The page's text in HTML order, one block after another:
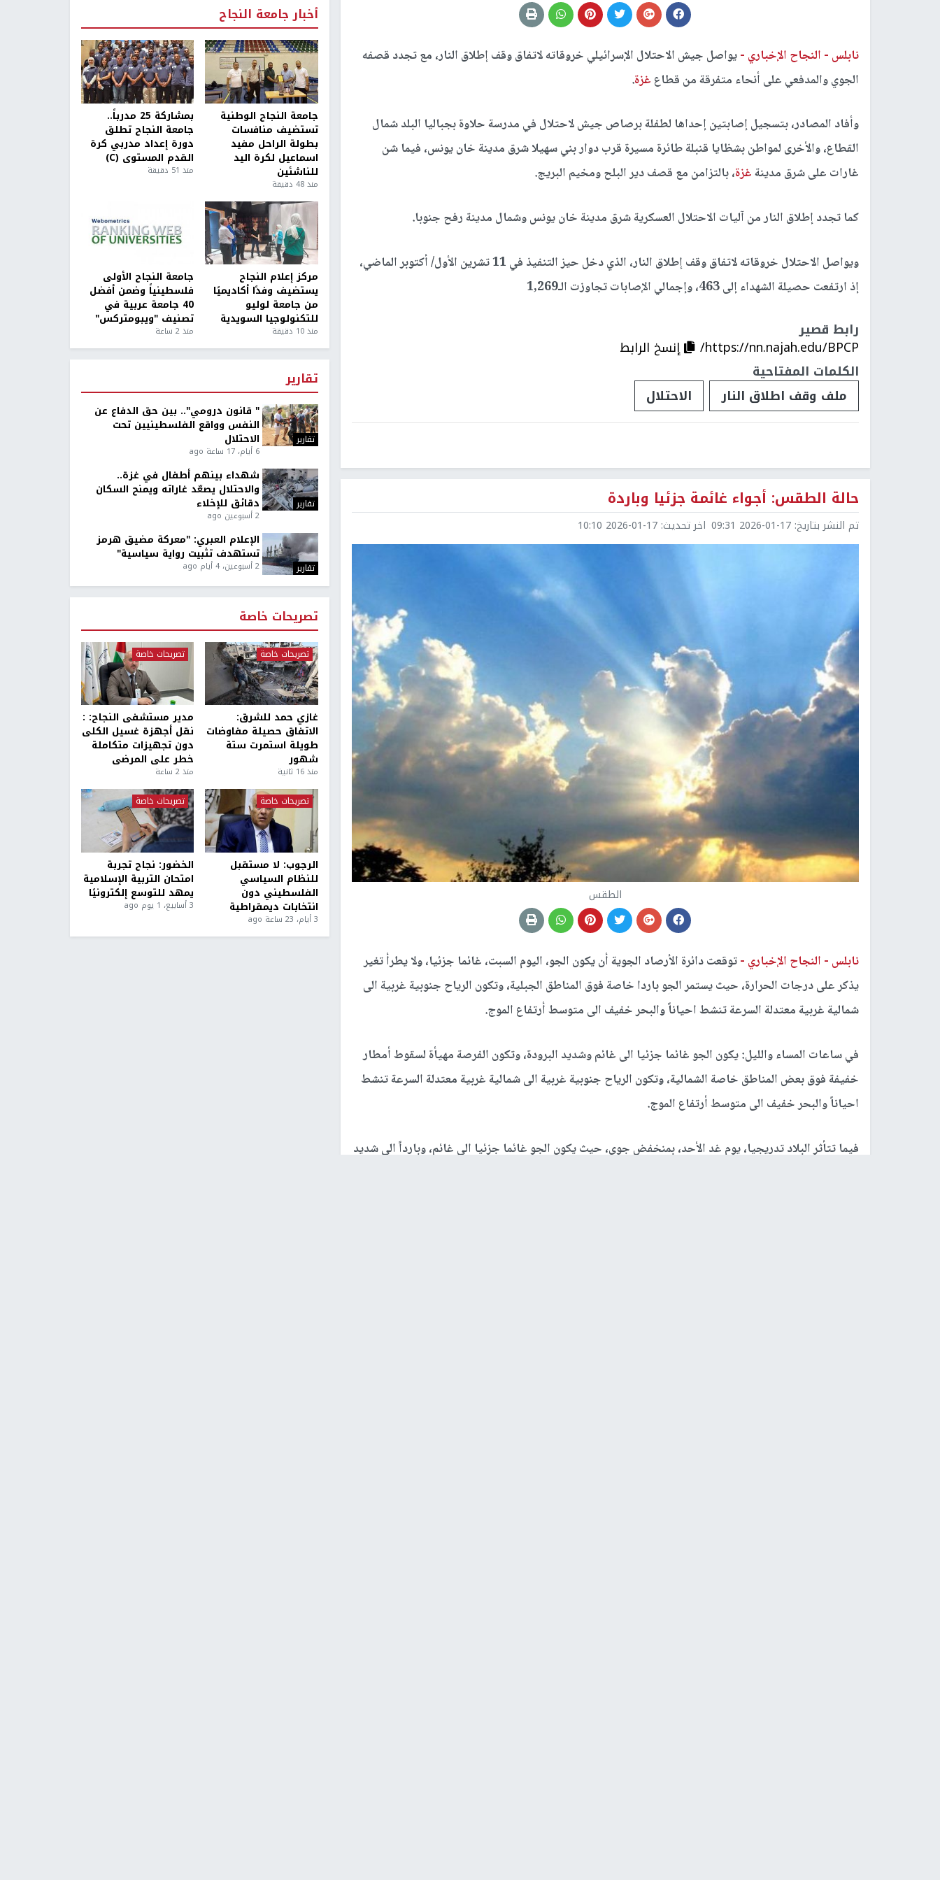
نابلس - النجاح الإخباري -يواصل جيش الاحتلال الإسرائيلي خروقاته لاتفاق وقف إطلاق النار، مع تجدد قصفه
الجوي والمدفعي على أنحاء متفرقة من قطاع غزة.
وأفاد المصادر، بتسجيل إصابتين إحداها لطفلة برصاص جيش لاحتلال في مدرسة حلاوة بجباليا البلد شمال
القطاع، والأخرى لمواطن بشظايا قنبلة طائرة مسيرة قرب دوار بني سهيلا شرق مدينة خان يونس، فيما شن
غارات على شرق مدينةغزة، بالتزامن مع قصف دير البلح ومخيم البريج.
كما تجدد إطلاق النار من آليات الاحتلال العسكرية شرق مدينة خان يونس وشمال مدينة رفح جنوبا.
ويواصل الاحتلال خروقاته لاتفاق وقف إطلاق النار، الذي دخل حيز التنفيذ في 11 تشرين الأول/ أكتوبر الماضي،
إذ ارتفعت حصيلة الشهداء إلى 463، وإجمالي الإصابات تجاوزت الـ1,269
رابط قصير
https://nn.najah.edu/BPCP/
إنسخ الرابط
الكلمات المفتاحية
ملف وقف اطلاق النار
الاحتلال
حالة الطقس: أجواء غائمة جزئيا وباردة
تم النشر بتاريخ: 2026-01-17 09:31 اخر تحديث: 2026-01-17 10:10
الطقس
نابلس - النجاح الإخباري -توقعت دائرة الأرصاد الجوية أن يكون الجو، اليوم السبت، غائما جزئيا، ولا يطرأ تغير
يذكر على درجات الحرارة، حيث يستمر الجو باردا خاصة فوق المناطق الجبلية، وتكون الرياح جنوبية غربية الى
شمالية غربية معتدلة السرعة تنشط احياناً والبحر خفيف الى متوسط أرتفاع الموج.
في ساعات المساء والليل: يكون الجو غائما جزئيا الى غائم وشديد البرودة، وتكون الفرصة مهيأة لسقوط أمطار
خفيفة فوق بعض المناطق خاصة الشمالية، وتكون الرياح جنوبية غربية الى شمالية غربية معتدلة السرعة تنشط
احياناً والبحر خفيف الى متوسط أرتفاع الموج.
فيما تتأثر البلاد تدريجيا، يوم غد الأحد، بمنخفض جوي، حيث يكون الجو غائما جزئيا الى غائم، وبارداً الى شديد
أخبار جامعة النجاح
جامعة النجاح الوطنية
تستضيف منافسات
بطولة الراحل مفيد
اسماعيل لكرة اليد
للناشئين
منذ 48 دقيقة
بمشاركة 25 مدرباً..
جامعة النجاح تطلق
دورة إعداد مدربي كرة
القدم المستوى (C)
منذ 51 دقيقة
مركز إعلام النجاح
يستضيف وفدًا أكاديميًا
من جامعة لوليو
للتكنولوجيا السويدية
منذ 10 دقيقة
جامعة النجاح الأولى
فلسطينياً وضمن أفضل
40 جامعة عربية في
تصنيف "ويبومتركس"
منذ 2 ساعة
تقارير
تقارير
" قانون درومي".. بين حق الدفاع عن
النفس وواقع الفلسطينيين تحت
الاحتلال
6 أيام، 17 ساعة ago
تقارير
شهداء بينهم أطفال في غزة..
والاحتلال يصعّد غاراته ويمنح السكان
دقائق للإخلاء
2 أسبوعين ago
تقارير
الإعلام العبري: "معركة مضيق هرمز
تستهدف تثبيت رواية سياسية"
2 أسبوعين، 4 أيام ago
تصريحات خاصة
تصريحات خاصة
غازي حمد للشرق:
الاتفاق حصيلة مفاوضات
طويلة استمرت ستة
شهور
منذ 16 ثانية
تصريحات خاصة
مدير مستشفى النجاح: :
نقل أجهزة غسيل الكلى
دون تجهيزات متكاملة
خطر على المرضى
منذ 2 ساعة
تصريحات خاصة
الرجوب: لا مستقبل
للنظام السياسي
الفلسطيني دون
انتخابات ديمقراطية
3 أيام، 23 ساعة ago
تصريحات خاصة
الخضور: نجاح تجربة
امتحان التربية الإسلامية
يمهد للتوسع إلكترونيًا
3 أسابيع، 1 يوم ago